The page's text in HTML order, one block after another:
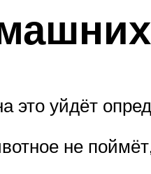
это уйдёт
не